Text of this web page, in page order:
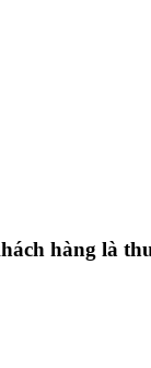
hàng là